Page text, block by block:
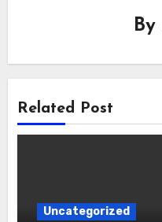
By
Related Post
Uncategorized